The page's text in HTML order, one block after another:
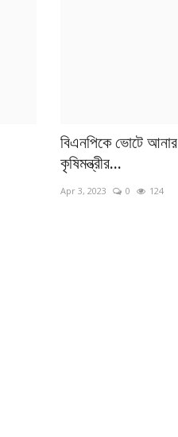
বিএনপিকে ভোটে
কৃষিমন্ত্রীর...
Apr 3, 2023 0 124
Dec 5, 2023